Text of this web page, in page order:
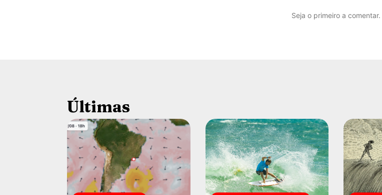
Seja o primeiro a comentar.
Últimas